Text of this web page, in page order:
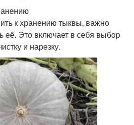
к хранению тыквы, важно
её. Это включает в себя выбор
и нарезку.